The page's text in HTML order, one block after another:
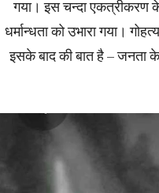
गया। इस चन्दा एकत्रीकरण
धर्मान्धता को उभारा गया।
इसके बाद की बात है – जनता